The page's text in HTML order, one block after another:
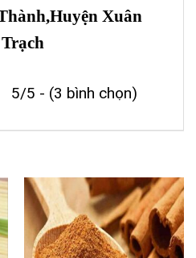
Xuân
5/5 - (3 bình chọn)